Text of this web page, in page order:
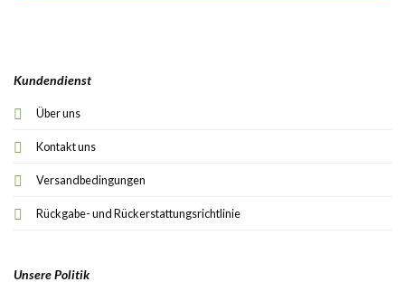
Kundendienst
Über uns
Kontakt uns
Versandbedingungen
Rückgabe- und Rückerstattungsrichtlinie
Unsere Politik